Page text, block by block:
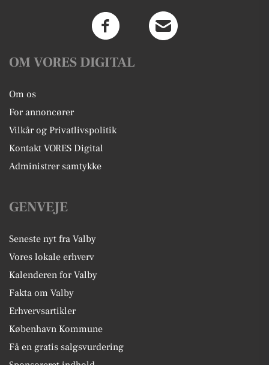
OM VORES DIGITAL
Om os
For annoncører
Vilkår og Privatlivspolitik
Kontakt VORES Digital
Administrer samtykke
GENVEJE
Seneste nyt fra Valby
Vores lokale erhverv
Kalenderen for Valby
Fakta om Valby
Erhvervsartikler
København Kommune
Få en gratis salgsvurdering